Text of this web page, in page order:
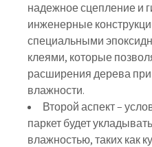
надежное сцепление и
инженерные
специальными
клеями, которые
расширения дерева
влажности.
Второй аспект –
паркет будет
влажностью, таких как